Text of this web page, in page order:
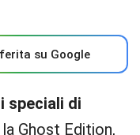
su Google
speciali di
Ghost Edition,